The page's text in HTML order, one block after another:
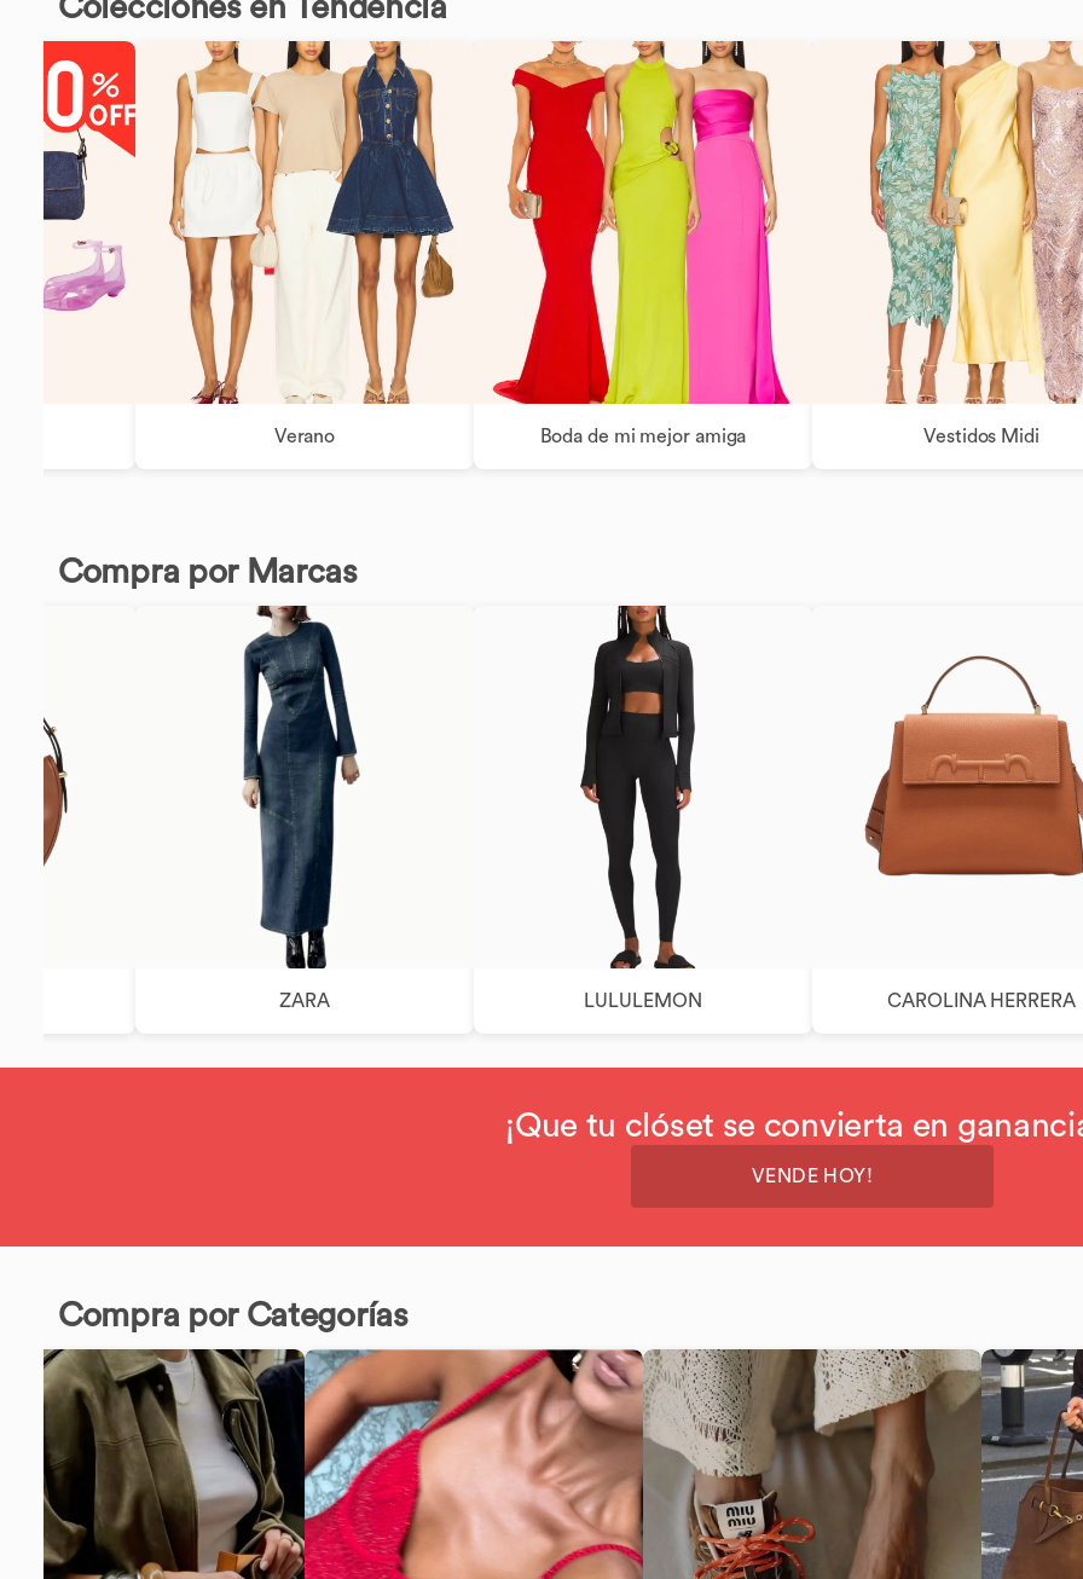
Verano Boda de mi mejor amiga Vestidos Midi
Compra por Marcas
ZARA LULULEMON CAROLINA HERRERA
¡Que tu clóset se convierta en
VENDE HOY!
Compra por Categorías